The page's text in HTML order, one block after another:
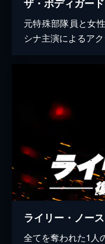
ザ・ボディガー
元特殊部隊員と女
シナ主演によるア
ライリー・ノー
全てを奪われた1人